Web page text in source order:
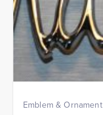
Emblem & Ornament